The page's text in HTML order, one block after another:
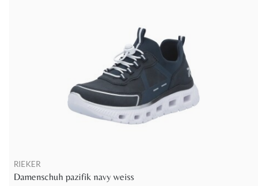
RIEKER
Damenschuh pazifik navy weiss